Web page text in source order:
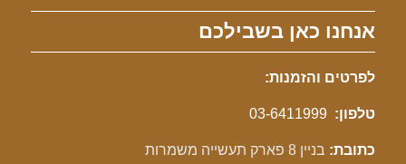
אנחנו כאן בשבילכם
לפרטים והזמנות:
טלפון: 03-6411999
כתובת: בניין 8 פארק תעשייה משמרות